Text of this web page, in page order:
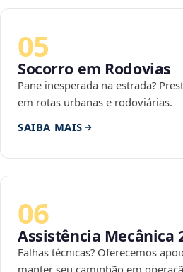
05
Socorro em Rodovias
Pane inesperada na estrada?
em rotas urbanas e rodoviárias.
SAIBA MAIS
06
Assistência Mecânica
Falhas técnicas? Oferecemos